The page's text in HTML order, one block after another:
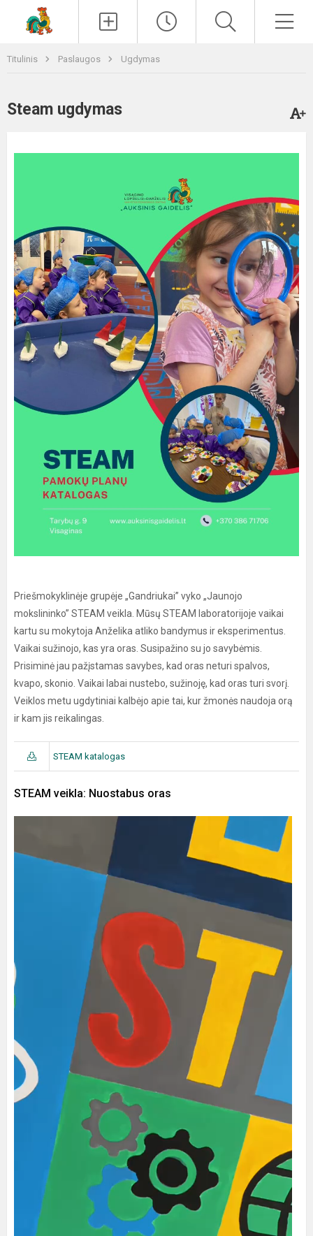
Titulinis Paslaugos Ugdymas
Steam ugdymas
Priešmokyklinėje grupėje „Gandriukai” vyko „Jaunojo
mokslininko” STEAM veikla. Mūsų STEAM laboratorijoje vaikai
kartu su mokytoja Anželika atliko bandymus ir eksperimentus.
Vaikai sužinojo, kas yra oras. Susipažino su jo savybėmis.
Prisiminė jau pažįstamas savybes, kad oras neturi spalvos,
kvapo, skonio. Vaikai labai nustebo, sužinoję, kad oras turi svorį.
Veiklos metu ugdytiniai kalbėjo apie tai, kur žmonės naudoja orą
ir kam jis reikalingas.
STEAM katalogas
STEAM veikla: Nuostabus oras